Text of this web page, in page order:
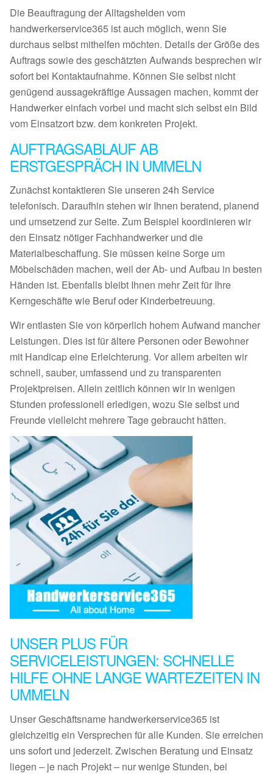
Die Beauftragung der Alltagshelden vom
handwerkerservice365 ist auch möglich, wenn Sie
durchaus selbst mithelfen möchten. Details der Größe des
Auftrags sowie des geschätzten Aufwands besprechen wir
sofort bei Kontaktaufnahme. Können Sie selbst nicht
genügend aussagekräftige Aussagen machen, kommt der
Handwerker einfach vorbei und macht sich selbst ein Bild
vom Einsatzort bzw. dem konkreten Projekt.
AUFTRAGSABLAUF AB
ERSTGESPRÄCH IN UMMELN
Zunächst kontaktieren Sie unseren 24h Service
telefonisch. Daraufhin stehen wir Ihnen beratend, planend
und umsetzend zur Seite. Zum Beispiel koordinieren wir
den Einsatz nötiger Fachhandwerker und die
Materialbeschaffung. Sie müssen keine Sorge um
Möbelschäden machen, weil der Ab- und Aufbau in besten
Händen ist. Ebenfalls bleibt Ihnen mehr Zeit für Ihre
Kerngeschäfte wie Beruf oder Kinderbetreuung.
Wir entlasten Sie von körperlich hohem Aufwand mancher
Leistungen. Dies ist für ältere Personen oder Bewohner
mit Handicap eine Erleichterung. Vor allem arbeiten wir
schnell, sauber, umfassend und zu transparenten
Projektpreisen. Allein zeitlich können wir in wenigen
Stunden professionell erledigen, wozu Sie selbst und
Freunde vielleicht mehrere Tage gebraucht hätten.
UNSER PLUS FÜR
SERVICELEISTUNGEN: SCHNELLE
HILFE OHNE LANGE WARTEZEITEN IN
UMMELN
Unser Geschäftsname handwerkerservice365 ist
gleichzeitig ein Versprechen für alle Kunden. Sie erreichen
uns sofort und jederzeit. Zwischen Beratung und Einsatz
liegen – je nach Projekt – nur wenige Stunden, bei